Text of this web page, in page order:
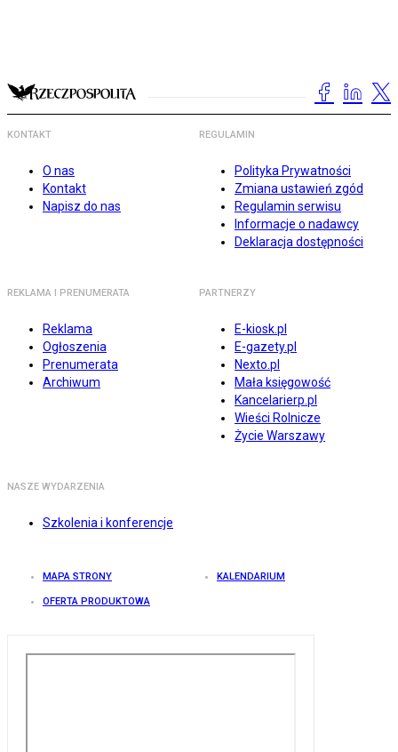
KONTAKT
O nas
Kontakt
Napisz do nas
REGULAMIN
Polityka Prywatności
Zmiana ustawień zgód
Regulamin serwisu
Informacje o nadawcy
Deklaracja dostępności
REKLAMA I PRENUMERATA
Reklama
Ogłoszenia
Prenumerata
Archiwum
PARTNERZY
E-kiosk.pl
E-gazety.pl
Nexto.pl
Mała księgowość
Kancelarierp.pl
Wieści Rolnicze
Życie Warszawy
NASZE WYDARZENIA
Szkolenia i konferencje
MAPA STRONY KALENDARIUM
OFERTA PRODUKTOWA